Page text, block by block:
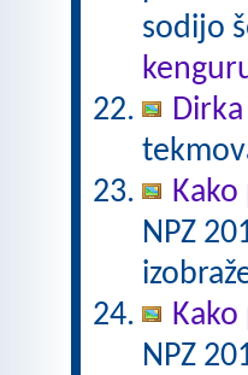
sodijo
NPZ
NPZ